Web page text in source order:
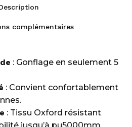
complémentaires
: Gonflage en seulement 5
: Convient confortablement
: Tissu Oxford résistant